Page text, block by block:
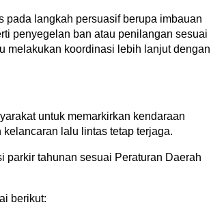
pada langkah persuasif berupa imbauan
penyegelan ban atau penilangan sesuai
melakukan koordinasi lebih lanjut dengan
untuk memarkirkan kendaraan
lalu lintas tetap terjaga.
parkir tahunan sesuai Peraturan Daerah
berikut: